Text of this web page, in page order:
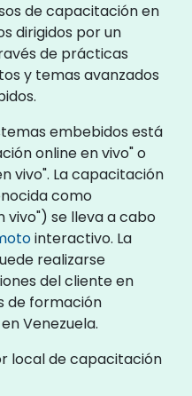
de capacitación en
dirigidos por un
de prácticas
y temas avanzados
embebidos está
online en vivo" o
vivo". La capacitación
como
se lleva a cabo
interactivo. La
realizarse
del cliente en
de formación
Venezuela.
local de capacitación